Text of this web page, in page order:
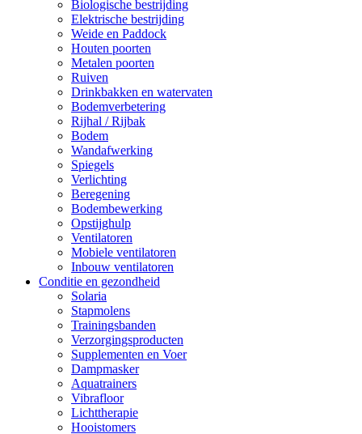
Biologische bestrijding
Elektrische bestrijding
Weide en Paddock
Houten poorten
Metalen poorten
Ruiven
Drinkbakken en watervaten
Bodemverbetering
Rijhal / Rijbak
Bodem
Wandafwerking
Spiegels
Verlichting
Beregening
Bodembewerking
Opstijghulp
Ventilatoren
Mobiele ventilatoren
Inbouw ventilatoren
Conditie en gezondheid
Solaria
Stapmolens
Trainingsbanden
Verzorgingsproducten
Supplementen en Voer
Dampmasker
Aquatrainers
Vibrafloor
Lichttherapie
Hooistomers